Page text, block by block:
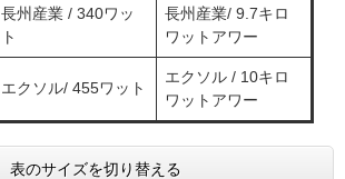
長州産業 / 340ワッ
ト
長州産業/ 9.7キロ
ワットアワー
エクソル/ 455ワット
エクソル / 10キロ
ワットアワー
表のサイズを切り替える